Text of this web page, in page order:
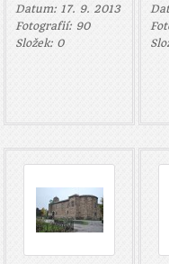
Datum: 17. 9. 2013
Fotografií: 90
Složek: 0